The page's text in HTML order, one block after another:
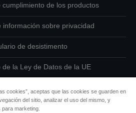
cumplimiento de los productos
información sobre privacidad
de desistimento
de la Ley de Datos de la UE
sobre cookies
cookies”, aceptas que las cookies se guarden en
del sitio, analizar el uso del mismo, y
marketing.